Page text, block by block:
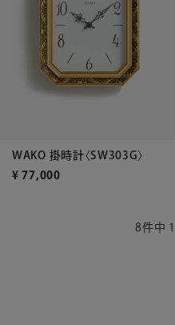
WAKO 掛時計〈SW303G〉
¥ 77,000
8件中 1